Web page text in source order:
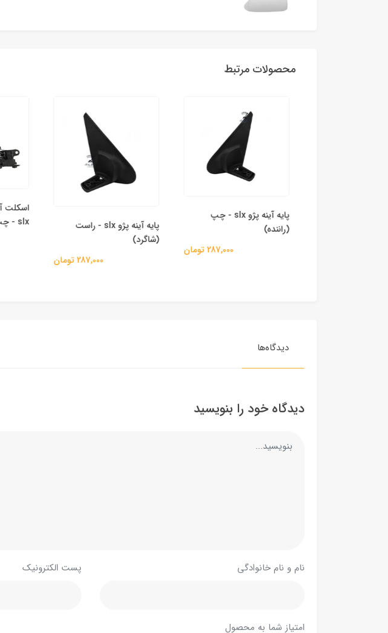
محصولات مرتبط
پایه آینه پژو slx - چپ
(راننده)
287,000 تومان
پایه آینه پژو slx - راست
(شاگرد)
287,000 تومان
slx - چپ (راننده)
دیدگاه‌ها
دیدگاه خود را بنویسید
نام و نام خانوادگی پست الکترونیک
امتیاز شما به محصول